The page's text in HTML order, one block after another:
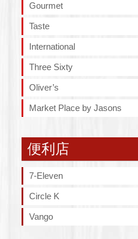
Gourmet
Taste
International
Three Sixty
Oliver’s
Market Place by Jasons
便利店
7-Eleven
Circle K
Vango